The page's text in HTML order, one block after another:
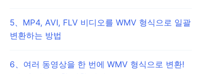
5、 MP4, AVI, FLV 비디오를 WMV 형식으로 일괄
변환하는 방법
6、 여러 동영상을 한 번에 WMV 형식으로 변환!